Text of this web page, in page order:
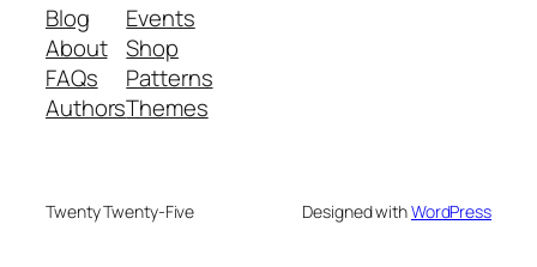
Blog
About
FAQs
Authors
Events
Shop
Patterns
Themes
Twenty Twenty-Five Designed withWordPress